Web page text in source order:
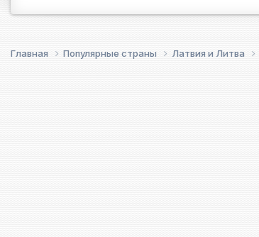
Главная Популярные страны Латвия и Литва